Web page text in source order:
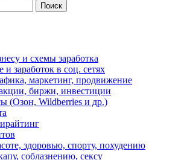
Поиск
и схемы заработка
заработок в соц. сетях
маркетинг, продвижение
биржи, инвестиции
(Озон, Wildberries и др.)
здоровью, спорту, похудению
соблазнению, сексу